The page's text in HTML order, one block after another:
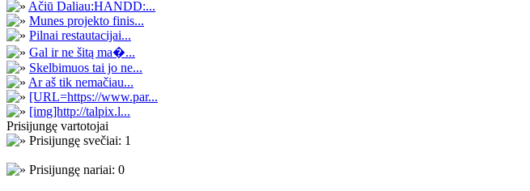
Ačiū Daliau:HANDD:...
Munes projekto finis...
Pilnai restautacijai...
Gal ir ne šitą ma�...
Skelbimuos tai jo ne...
Ar aš tik nemačiau...
[URL=https://www.par...
[img]http://talpix.l...
Prisijungę vartotojai
Prisijungę svečiai: 1
Prisijungę nariai: 0